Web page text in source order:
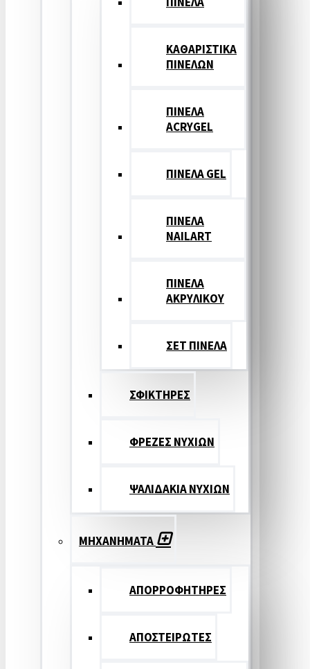
ΚΑΘΑΡΙΣΤΙΚΑ
ΠΙΝΕΛΩΝ
ΠΙΝΕΛΑ
ACRYGEL
ΠΙΝΕΛΑ GEL
ΠΙΝΕΛΑ
NAILART
ΠΙΝΕΛΑ
ΑΚΡΥΛΙΚΟΥ
ΣΕΤ ΠΙΝΕΛA
ΣΦΙΚΤΗΡΕΣ
ΦΡΕΖΕΣ ΝΥΧΙΩΝ
ΨΑΛΙΔΑΚΙΑ ΝΥΧΙΩΝ
ΜΗΧΑΝΗΜΑΤΑ
ΑΠΟΡΡΟΦΗΤΗΡΕΣ
ΑΠΟΣΤΕΙΡΩΤΕΣ